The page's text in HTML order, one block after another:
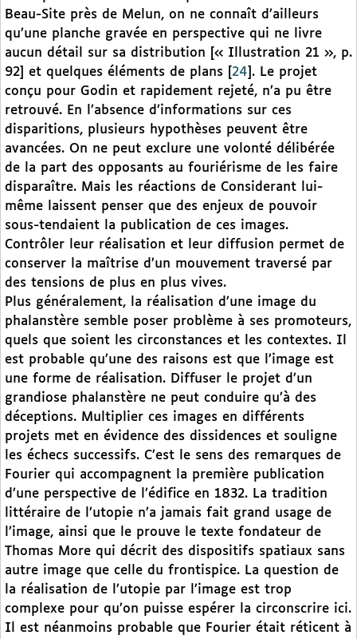
Beau-Site près de Melun, on ne connaît d’ailleurs
qu’une planche gravée en perspective qui ne livre
aucun détail sur sa distribution [« Illustration 21 », p.
92] et quelques éléments de plans
24 . Le projet
conçu pour Godin et rapidement rejeté, n’a pu être
retrouvé. En l’absence d’informations sur ces
disparitions, plusieurs hypothèses peuvent être
avancées. On ne peut exclure une volonté délibérée
de la part des opposants au fouriérisme de les faire
disparaître. Mais les réactions de Considerant lui-
même laissent penser que des enjeux de pouvoir
sous-tendaient la publication de ces images.
Contrôler leur réalisation et leur diffusion permet de
conserver la maîtrise d’un mouvement traversé par
des tensions de plus en plus vives.
Plus généralement, la réalisation d’une image du
phalanstère semble poser problème à ses promoteurs,
quels que soient les circonstances et les contextes. Il
est probable qu’une des raisons est que l’image est
une forme de réalisation. Diffuser le projet d’un
grandiose phalanstère ne peut conduire qu’à des
déceptions. Multiplier ces images en différents
projets met en évidence des dissidences et souligne
les échecs successifs. C’est le sens des remarques de
Fourier qui accompagnent la première publication
d’une perspective de l’édifice en 1832. La tradition
littéraire de l’utopie n’a jamais fait grand usage de
l’image, ainsi que le prouve le texte fondateur de
Thomas More qui décrit des dispositifs spatiaux sans
autre image que celle du frontispice. La question de
la réalisation de l’utopie par l’image est trop
complexe pour qu’on puisse espérer la circonscrire ici.
Il est néanmoins probable que Fourier était réticent à